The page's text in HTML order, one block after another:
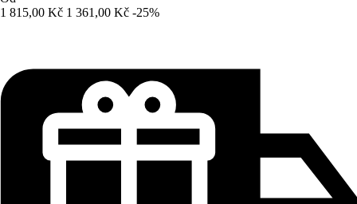
1 815,00 Kč 1 361,00 Kč -25%